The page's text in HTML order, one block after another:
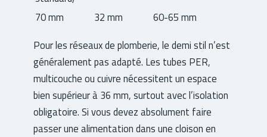
70 mm
32 mm
60-65 mm
Pour les réseaux de plomberie, le demi stil n’est
généralement pas adapté. Les tubes PER,
multicouche ou cuivre nécessitent un espace
bien supérieur à 36 mm, surtout avec l’isolation
obligatoire. Si vous devez absolument faire
passer une alimentation dans une cloison en